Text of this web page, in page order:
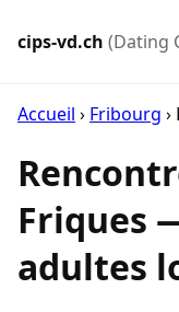
cips-vd.ch (Dating
Accueil › Fribourg ›
Friques
adultes